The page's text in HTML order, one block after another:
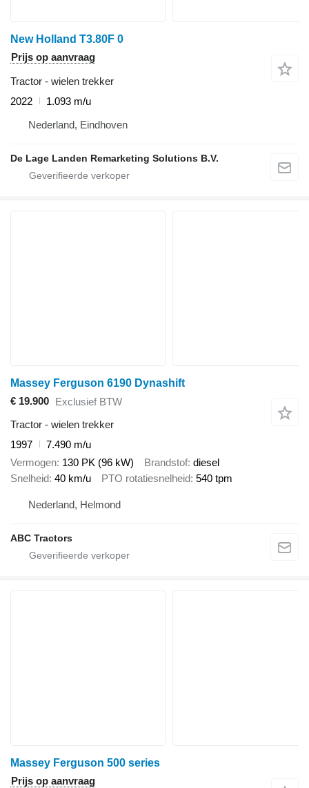
New Holland T3.80F 0
Prijs op aanvraag
Tractor - wielen trekker
2022
1.093 m/u
Nederland, Eindhoven
De Lage Landen Remarketing Solutions B.V.
Massey Ferguson 6190 Dynashift
€ 19.900 Exclusief BTW
Tractor - wielen trekker
1997
7.490 m/u
Vermogen 130 PK (96 kW) Brandstof diesel
Snelheid 40 km/u PTO rotatiesnelheid 540 tpm
Nederland, Helmond
ABC Tractors
Massey Ferguson 500 series
Prijs op aanvraag